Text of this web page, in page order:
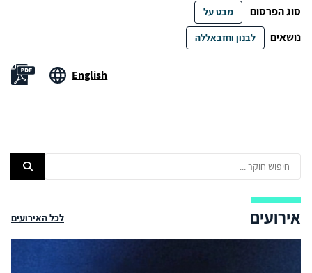
סוג הפרסום מבט על
נושאים לבנון וחזבאללה
English
אירועים לכל האירועים